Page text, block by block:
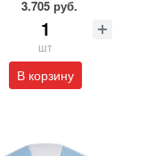
3.705 руб.
шт
В корзину